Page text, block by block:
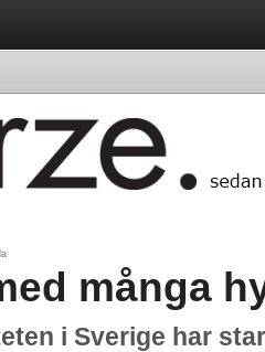
många
i Sverige har